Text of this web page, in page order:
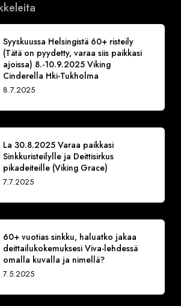
Syyskuussa Helsingistä 60+ risteily
(Tätä on pyydetty, varaa siis paikkasi
ajoissa) 8.-10.9.2025 Viking
Cinderella Hki-Tukholma
8.7.2025
La 30.8.2025 Varaa paikkasi
Sinkkuristeilylle ja Deittisirkus
pikadeiteille (Viking Grace)
7.7.2025
60+ vuotias sinkku, haluatko jakaa
deittailukokemuksesi Viva-lehdessä
omalla kuvalla ja nimellä?
7.5.2025